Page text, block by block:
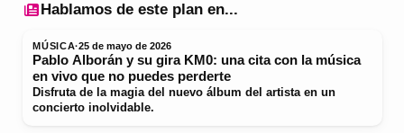
Hablamos de este plan en...
MÚSICA·25 de mayo de 2026
Pablo Alborán y su gira KM0: una cita con la música
en vivo que no puedes perderte
Disfruta de la magia del nuevo álbum del artista en un
concierto inolvidable.